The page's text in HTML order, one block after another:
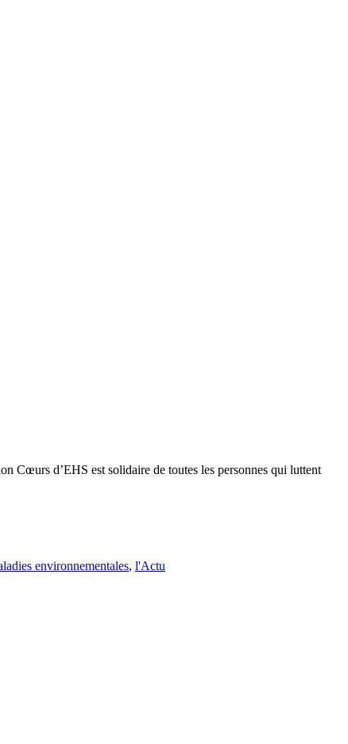
Cœurs d’EHS est solidaire de toutes les personnes qui luttent
environnementales, l'Actu